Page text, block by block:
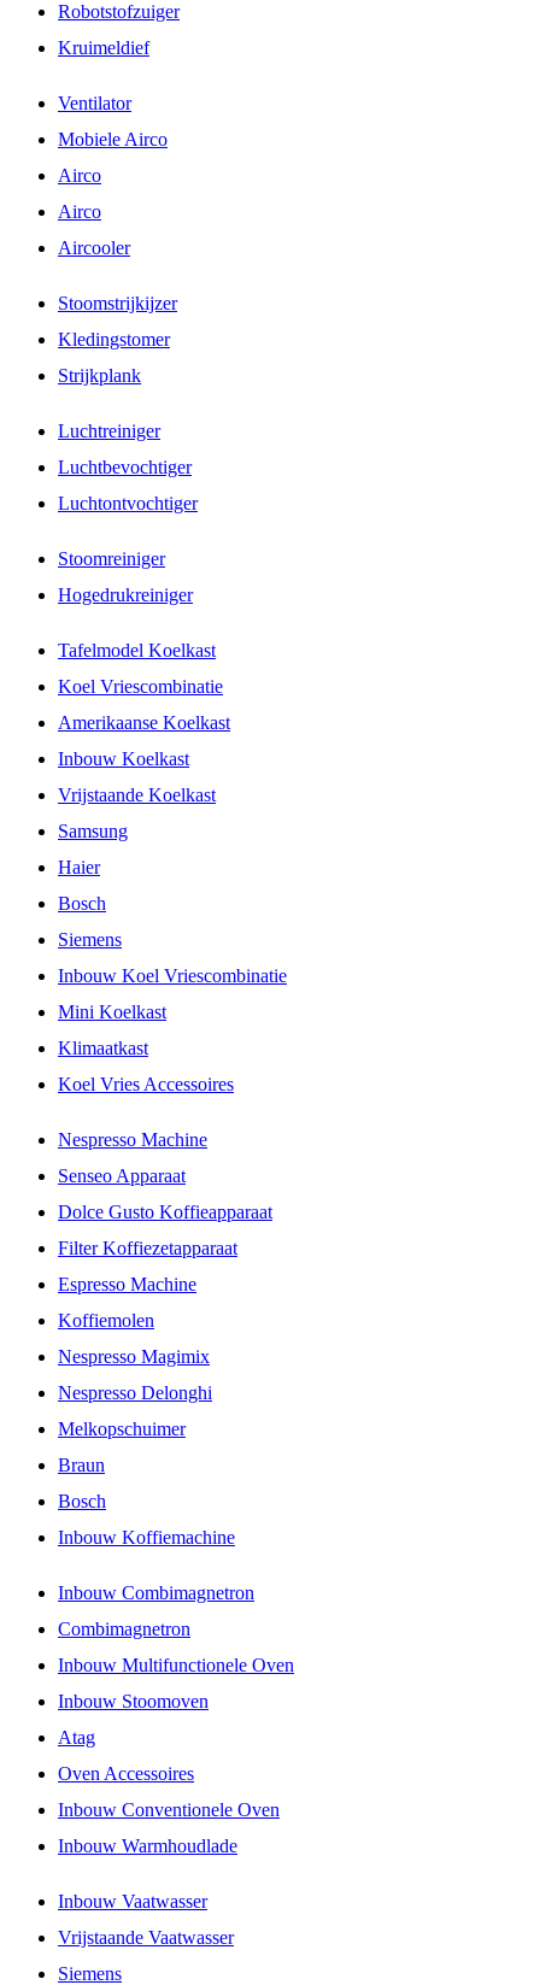
Robotstofzuiger
Kruimeldief
Ventilator
Mobiele Airco
Airco
Airco
Aircooler
Stoomstrijkijzer
Kledingstomer
Strijkplank
Luchtreiniger
Luchtbevochtiger
Luchtontvochtiger
Stoomreiniger
Hogedrukreiniger
Tafelmodel Koelkast
Koel Vriescombinatie
Amerikaanse Koelkast
Inbouw Koelkast
Vrijstaande Koelkast
Samsung
Haier
Bosch
Siemens
Inbouw Koel Vriescombinatie
Mini Koelkast
Klimaatkast
Koel Vries Accessoires
Nespresso Machine
Senseo Apparaat
Dolce Gusto Koffieapparaat
Filter Koffiezetapparaat
Espresso Machine
Koffiemolen
Nespresso Magimix
Nespresso Delonghi
Melkopschuimer
Braun
Bosch
Inbouw Koffiemachine
Inbouw Combimagnetron
Combimagnetron
Inbouw Multifunctionele Oven
Inbouw Stoomoven
Atag
Oven Accessoires
Inbouw Conventionele Oven
Inbouw Warmhoudlade
Inbouw Vaatwasser
Vrijstaande Vaatwasser
Siemens